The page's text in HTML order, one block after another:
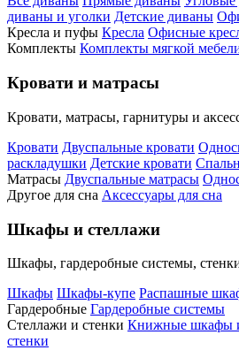
диваны и уголки Детские диваны
Кресла и пуфы Кресла Офисные
Комплекты Комплекты мягкой
Кровати и матрасы
Кровати, матрасы, гарнитуры и
Кровати Двуспальные кровати
раскладушки Детские кровати
Матрасы Двуспальные матрасы
Другое для сна Аксессуары для сна
Шкафы и стеллажи
Шкафы, гардеробные системы,
Шкафы Шкафы-купе Распашные
Гардеробные Гардеробные системы
Стеллажи и стенки Книжные шкафы
стенки